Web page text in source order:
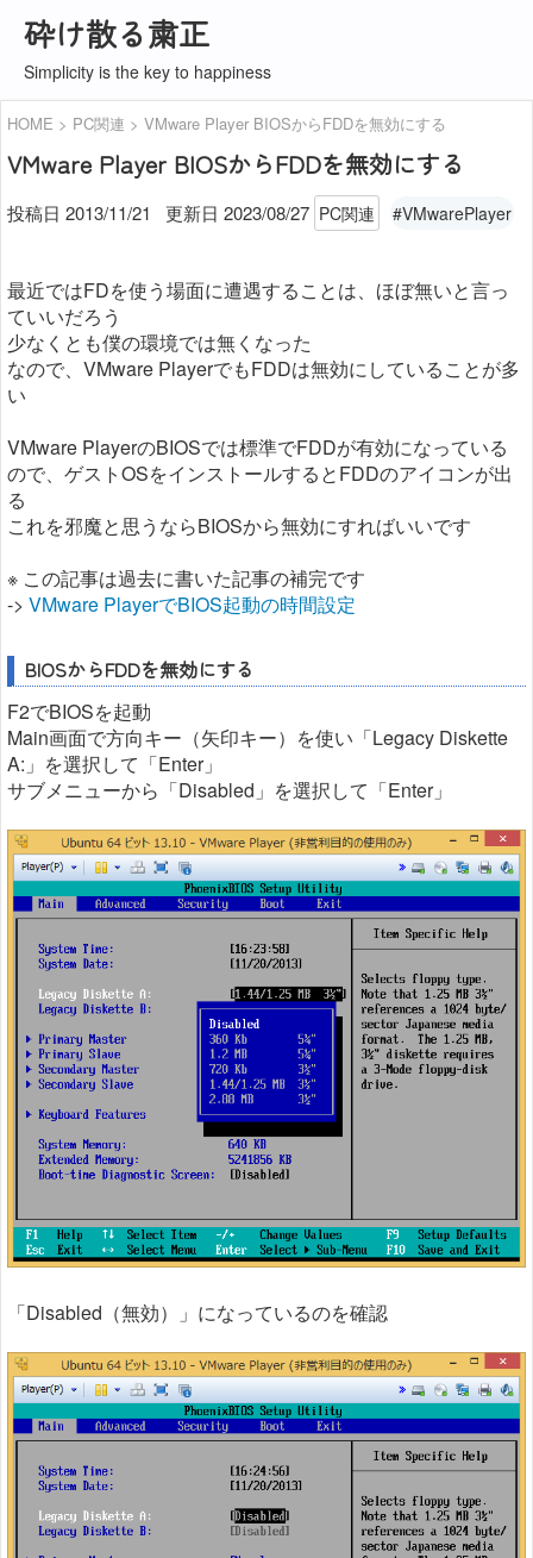
砕け散る粛正
Simplicity is the key to happiness
HOME PC関連 VMware Player BIOSからFDDを無効にする
VMware Player BIOSからFDDを無効にする
投稿日 2013/11/21 更新日 2023/08/27 PC関連 #VMwarePlayer
最近ではFDを使う場面に遭遇することは、ほぼ無いと言っ
ていいだろう
少なくとも僕の環境では無くなった
なので、VMware PlayerでもFDDは無効にしていることが多
い
VMware PlayerのBIOSでは標準でFDDが有効になっている
ので、ゲストOSをインストールするとFDDのアイコンが出
る
これを邪魔と思うならBIOSから無効にすればいいです
※ この記事は過去に書いた記事の補完です
-> VMware PlayerでBIOS起動の時間設定
BIOSからFDDを無効にする
F2でBIOSを起動
Main画面で方向キー（矢印キー）を使い「Legacy Diskette
A:」を選択して「Enter」
サブメニューから「Disabled」を選択して「Enter」
「Disabled（無効）」になっているのを確認